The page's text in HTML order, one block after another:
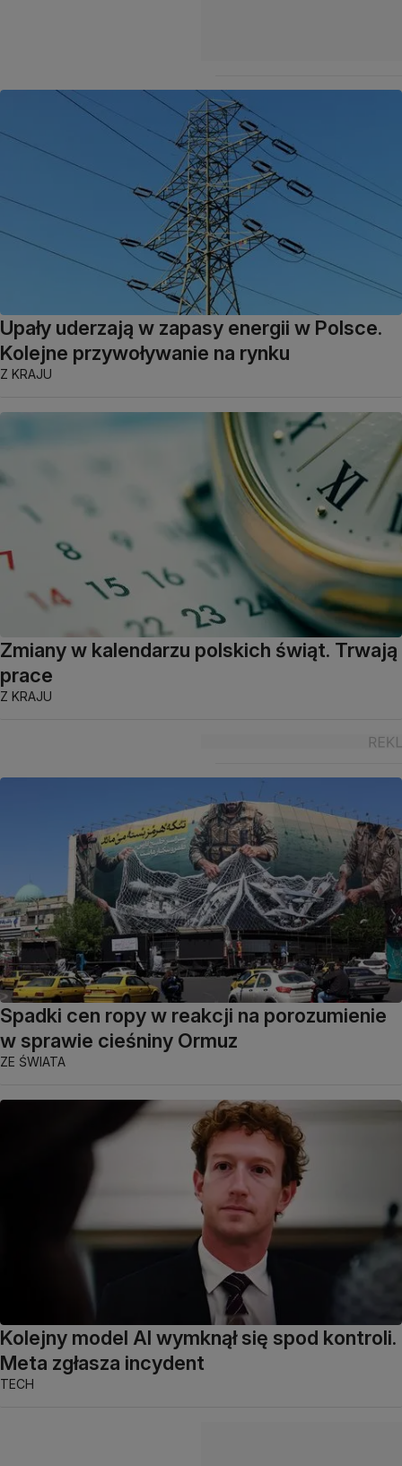
Upały uderzają w zapasy energii w Polsce.
Kolejne przywoływanie na rynku
Z KRAJU
Zmiany w kalendarzu polskich świąt. Trwają
prace
Z KRAJU
Spadki cen ropy w reakcji na porozumienie
w sprawie cieśniny Ormuz
ZE ŚWIATA
Kolejny model AI wymknął się spod kontroli.
Meta zgłasza incydent
TECH